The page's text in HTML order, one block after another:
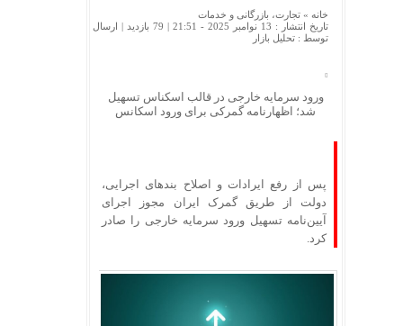
خانه » تجارت، بازرگانی و خدمات
تاریخ انتشار : 13 نوامبر 2025 - 21:51 |
79 بازدید
| ارسال
توسط : تحلیل بازار
ورود سرمایه خارجی در قالب اسکناس تسهیل
شد؛ اظهارنامه گمرکی برای ورود اسکانس
پس از رفع ایرادات و اصلاح بندهای اجرایی،
دولت از طریق گمرک ایران مجوز اجرای
آیین‌نامه تسهیل ورود سرمایه خارجی را صادر
کرد.